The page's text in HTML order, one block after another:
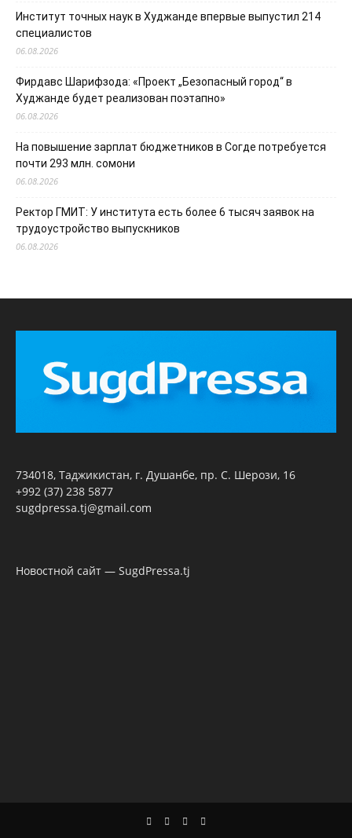
Институт точных наук в Худжанде впервые выпустил 214
специалистов
06.08.2026
Фирдавс Шарифзода: «Проект „Безопасный город“ в
Худжанде будет реализован поэтапно»
06.08.2026
На повышение зарплат бюджетников в Согде потребуется
почти 293 млн. сомони
06.08.2026
Ректор ГМИТ: У института есть более 6 тысяч заявок на
трудоустройство выпускников
06.08.2026
734018, Таджикистан, г. Душанбе, пр. С. Шерози, 16
+992 (37) 238 5877
sugdpressa.tj@gmail.com
Новостной сайт — SugdPressa.tj